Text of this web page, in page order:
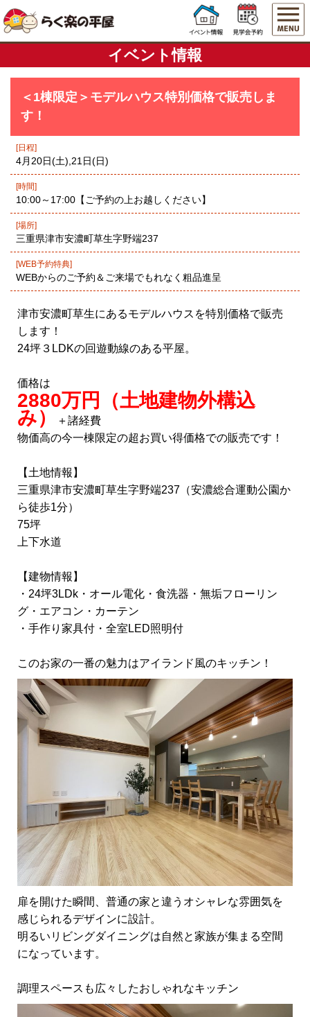
イベント情報
＜1棟限定＞モデルハウス特別価格で販売しま
す！
[日程]
4月20日(土),21日(日)
[時間]
10:00～17:00【ご予約の上お越しください】
[場所]
三重県津市安濃町草生字野端237
[WEB予約特典]
WEBからのご予約＆ご来場でもれなく粗品進呈
津市安濃町草生にあるモデルハウスを特別価格で販売
します！
24坪３LDKの回遊動線のある平屋。
価格は
2880万円（土地建物外構込
み）
＋諸経費
物価高の今一棟限定の超お買い得価格での販売です！
【土地情報】
三重県津市安濃町草生字野端237（安濃総合運動公園か
ら徒歩1分）
75坪
上下水道
【建物情報】
・24坪3LDk・オール電化・食洗器・無垢フローリン
グ・エアコン・カーテン
・手作り家具付・全室LED照明付
このお家の一番の魅力はアイランド風のキッチン！
扉を開けた瞬間、普通の家と違うオシャレな雰囲気を
感じられるデザインに設計。
明るいリビングダイニングは自然と家族が集まる空間
になっています。
調理スペースも広々したおしゃれなキッチン